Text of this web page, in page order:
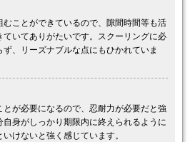
ことができているので、隙間時間等も活
いてありがたいです。スクーリングに必
、リーズナブルな点にもひかれていま
が必要になるので、忍耐力が必要だと強
自身がしっかり期限内に終えられるように
けないと強く感じています。